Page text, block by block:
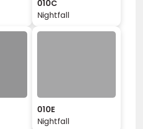
010C
Nightfall
010E
Nightfall